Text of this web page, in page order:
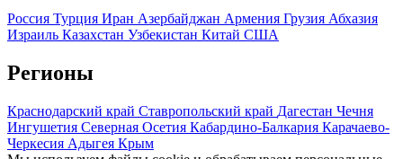
Россия Турция Иран Азербайджан Армения Грузия Абхазия
Израиль Казахстан Узбекистан Китай США
Регионы
Краснодарский край Ставропольский край Дагестан Чечня
Ингушетия Северная Осетия Кабардино-Балкария Карачаево-
Черкесия Адыгея Крым